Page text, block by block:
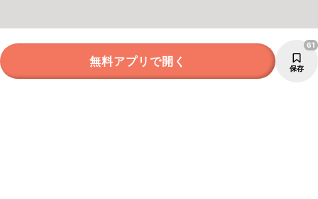
無料アプリで開く 保存
61